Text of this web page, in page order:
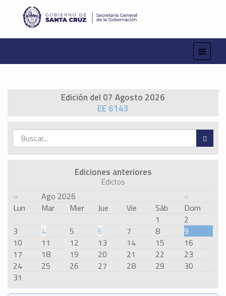
Edición del 07 Agosto 2026
EE 6143
Ediciones anteriores
Edictos
« Ago 2026
»
Lun
Mar Mier Jue Vie Sáb
Dom
1
2
3
4 5 6 7 8
9
10
11 12 13 14 15
16
17
18 19 20 21 22
23
24
25 26 27 28 29
30
31